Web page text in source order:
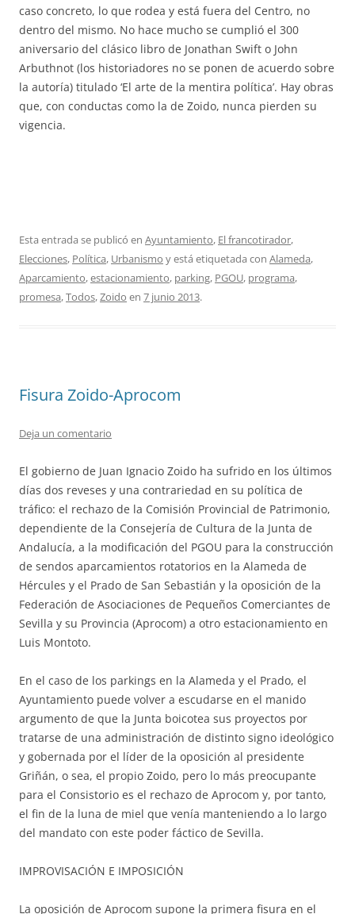
caso concreto, lo que rodea y está fuera del Centro, no
dentro del mismo. No hace mucho se cumplió el 300
aniversario del clásico libro de Jonathan Swift o John
Arbuthnot (los historiadores no se ponen de acuerdo sobre
la autoría) titulado ‘El arte de la mentira política’. Hay obras
que, con conductas como la de Zoido, nunca pierden su
vigencia.
Esta entrada se publicó en Ayuntamiento, El francotirador,
Elecciones, Política, Urbanismo y está etiquetada con Alameda,
Aparcamiento,estacionamiento, parking, PGOU, programa,
promesa,Todos,Zoido en 7 junio 2013.
Fisura Zoido-Aprocom
Deja un comentario
El gobierno de Juan Ignacio Zoido ha sufrido en los últimos
días dos reveses y una contrariedad en su política de
tráfico: el rechazo de la Comisión Provincial de Patrimonio,
dependiente de la Consejería de Cultura de la Junta de
Andalucía, a la modificación del PGOU para la construcción
de sendos aparcamientos rotatorios en la Alameda de
Hércules y el Prado de San Sebastián y la oposición de la
Federación de Asociaciones de Pequeños Comerciantes de
Sevilla y su Provincia (Aprocom) a otro estacionamiento en
Luis Montoto.
En el caso de los parkings en la Alameda y el Prado, el
Ayuntamiento puede volver a escudarse en el manido
argumento de que la Junta boicotea sus proyectos por
tratarse de una administración de distinto signo ideológico
y gobernada por el líder de la oposición al presidente
Griñán, o sea, el propio Zoido, pero lo más preocupante
para el Consistorio es el rechazo de Aprocom y, por tanto,
el fin de la luna de miel que venía manteniendo a lo largo
del mandato con este poder fáctico de Sevilla.
IMPROVISACIÓN E IMPOSICIÓN
La oposición de Aprocom supone la primera fisura en el